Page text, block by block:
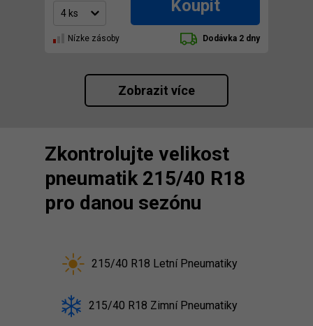
Koupit
Nízke zásoby Dodávka 2 dny
Zobrazit více
Zkontrolujte velikost
pneumatik 215/40 R18
pro danou sezónu
215/40 R18 Letní Pneumatiky
215/40 R18 Zimní Pneumatiky